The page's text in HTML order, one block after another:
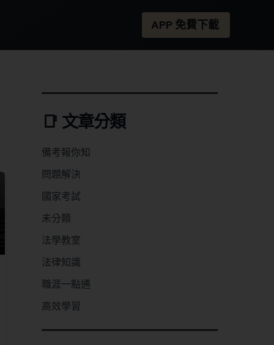
APP 免費下載
📑 文章分類
備考報你知
問題解決
國家考試
未分類
法學教室
法律知識
職涯一點通
高效學習